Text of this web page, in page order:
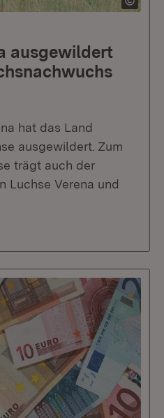
ausgewildert
hat das Land
ausgewildert. Zum
trägt auch der
Luchse Verena und